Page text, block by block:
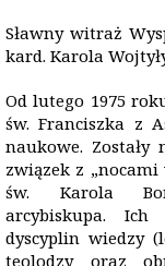
Sławny witraż
kard. Karola
Od lutego 1975
św. Franciszka z
naukowe. Zostały
związek z
św. Karola
arcybiskupa.
dyscyplin wiedzy
teolodzy oraz